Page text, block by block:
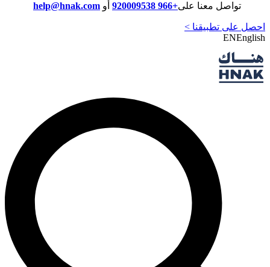
تواصل معنا على+966 920009538 أو help@hnak.com
احصل على تطبيقنا >
ENEnglish